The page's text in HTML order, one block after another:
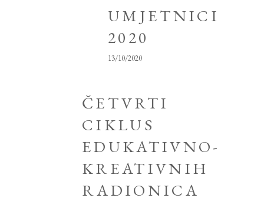
UMJETNICI
2020
13/10/2020
ČETVRTI
CIKLUS
EDUKATIVNO-
KREATIVNIH
RADIONICA